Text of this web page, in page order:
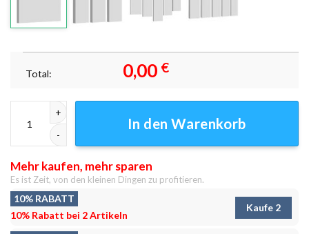
Total: 0,00 €
In den Warenkorb
Mehr kaufen, mehr sparen
Es ist Zeit, von den kleinen Dingen zu profitieren.
10% RABATT
10% Rabatt bei 2 Artikeln
Kaufe 2